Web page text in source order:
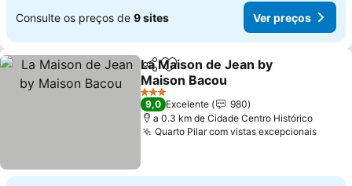
Consulte os preços de 9 sites Ver preços
PartilharAdicionar aos favoritos
La Maison de Jean by
Maison Bacou
3 Estrelas
9,0 Excelente
980
a 0.3 km de Cidade Centro Histórico
Quarto Pilar com vistas excepcionais